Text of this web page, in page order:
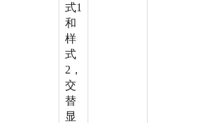
式1
和
样
式
2，
交
替
显